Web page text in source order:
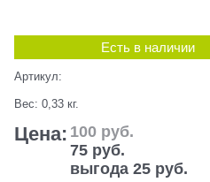
Есть в наличии
Артикул:
Вес: 0,33 кг.
Цена: 100 руб.
75 руб.
выгода 25 руб.